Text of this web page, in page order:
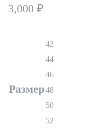
3,000 ₽
Размер
42
44
46
48
50
52